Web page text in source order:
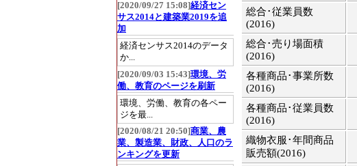
総合･従業員数
(2016)
総合･売り場面積
(2016)
各種商品･事業所数
(2016)
各種商品･従業員数
(2016)
織物衣服･年間商品
販売額(2016)
[2020/09/27 15:08]経済セン
サス2014と建築業2019を追
加
経済センサス2014のデータ
か...
[2020/09/03 15:43]環境、労
働、教育のページを刷新
環境、労働、教育の各ペー
ジを最...
[2020/08/21 20:50]商業、農
業、製造業、財政、人口のラ
ンキングを更新